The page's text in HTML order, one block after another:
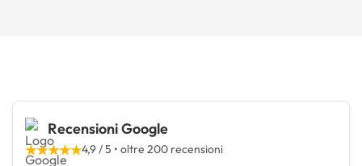
Recensioni Google
★★★★★4,9 / 5 • oltre 200 recensioni